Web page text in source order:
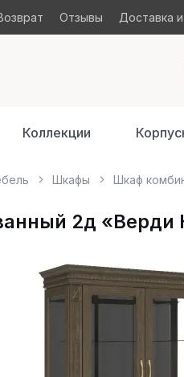
Отзывы Доставка
Коллекции
Шкафы Шкаф
2д «Верди